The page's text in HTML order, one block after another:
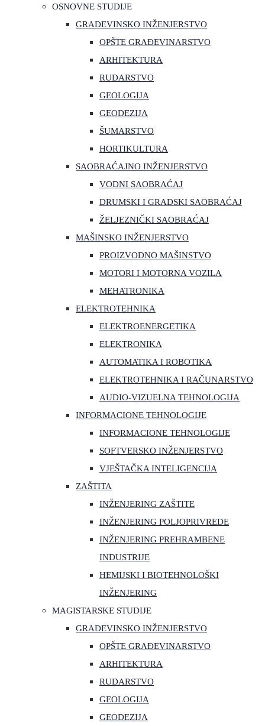
OSNOVNE STUDIJE
GRAĐEVINSKO INŽENJERSTVO
OPŠTE GRAĐEVINARSTVO
ARHITEKTURA
RUDARSTVO
GEOLOGIJA
GEODEZIJA
ŠUMARSTVO
HORTIKULTURA
SAOBRAĆAJNO INŽENJERSTVO
VODNI SAOBRAĆAJ
DRUMSKI I GRADSKI SAOBRAĆAJ
ŽELJEZNIČKI SAOBRAĆAJ
MAŠINSKO INŽENJERSTVO
PROIZVODNO MAŠINSTVO
MOTORI I MOTORNA VOZILA
MEHATRONIKA
ELEKTROTEHNIKA
ELEKTROENERGETIKA
ELEKTRONIKA
AUTOMATIKA I ROBOTIKA
ELEKTROTEHNIKA I RAČUNARSTVO
AUDIO-VIZUELNA TEHNOLOGIJA
INFORMACIONE TEHNOLOGIJE
INFORMACIONE TEHNOLOGIJE
SOFTVERSKO INŽENJERSTVO
VJEŠTAČKA INTELIGENCIJA
ZAŠTITA
INŽENJERING ZAŠTITE
INŽENJERING POLJOPRIVREDE
INŽENJERING PREHRAMBENE
INDUSTRIJE
HEMIJSKI I BIOTEHNOLOŠKI
INŽENJERING
MAGISTARSKE STUDIJE
GRAĐEVINSKO INŽENJERSTVO
OPŠTE GRAĐEVINARSTVO
ARHITEKTURA
RUDARSTVO
GEOLOGIJA
GEODEZIJA